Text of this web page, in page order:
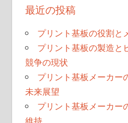
最近の投稿
プリント基板の役割と
プリント基板の製造と
競争の現状
プリント基板メーカー
未来展望
プリント基板メーカー
維持